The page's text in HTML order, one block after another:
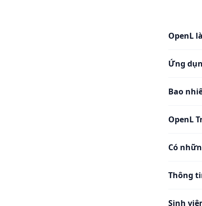
OpenL
Ứng
Bao
OpenL
Có
Thông
Sinh